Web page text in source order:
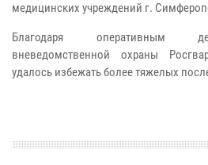
медицинских учреждений г.
Благодаря оперативным
вневедомственной охраны
удалось избежать более тяжелых